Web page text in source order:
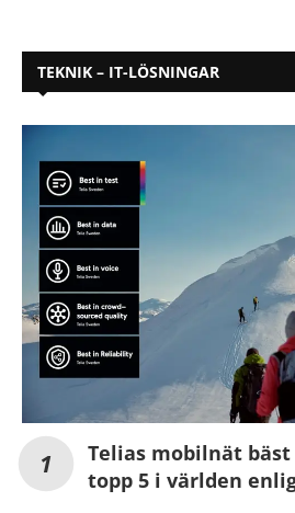
TEKNIK – IT-LÖSNINGAR
Telias mobilnät bäst
topp 5 i världen